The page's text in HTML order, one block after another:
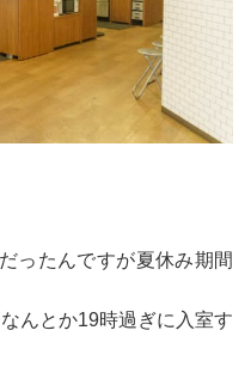
ったんですが夏休み期間
んとか19時過ぎに入室す